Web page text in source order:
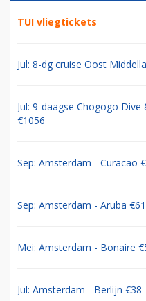
TUI vliegtickets
Jul: 8-dg cruise Oost
Jul: 9-daagse Chogogo
€1056
Sep: Amsterdam - Curacao
Sep: Amsterdam - Aruba
Mei: Amsterdam - Bonaire
Jul: Amsterdam - Berlijn €38